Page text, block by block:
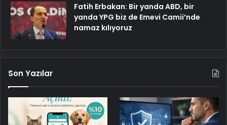
Fatih Erbakan: Bir yanda ABD, bir
yanda YPG biz de Emevi Camii’nde
namaz kılıyoruz
Son Yazılar